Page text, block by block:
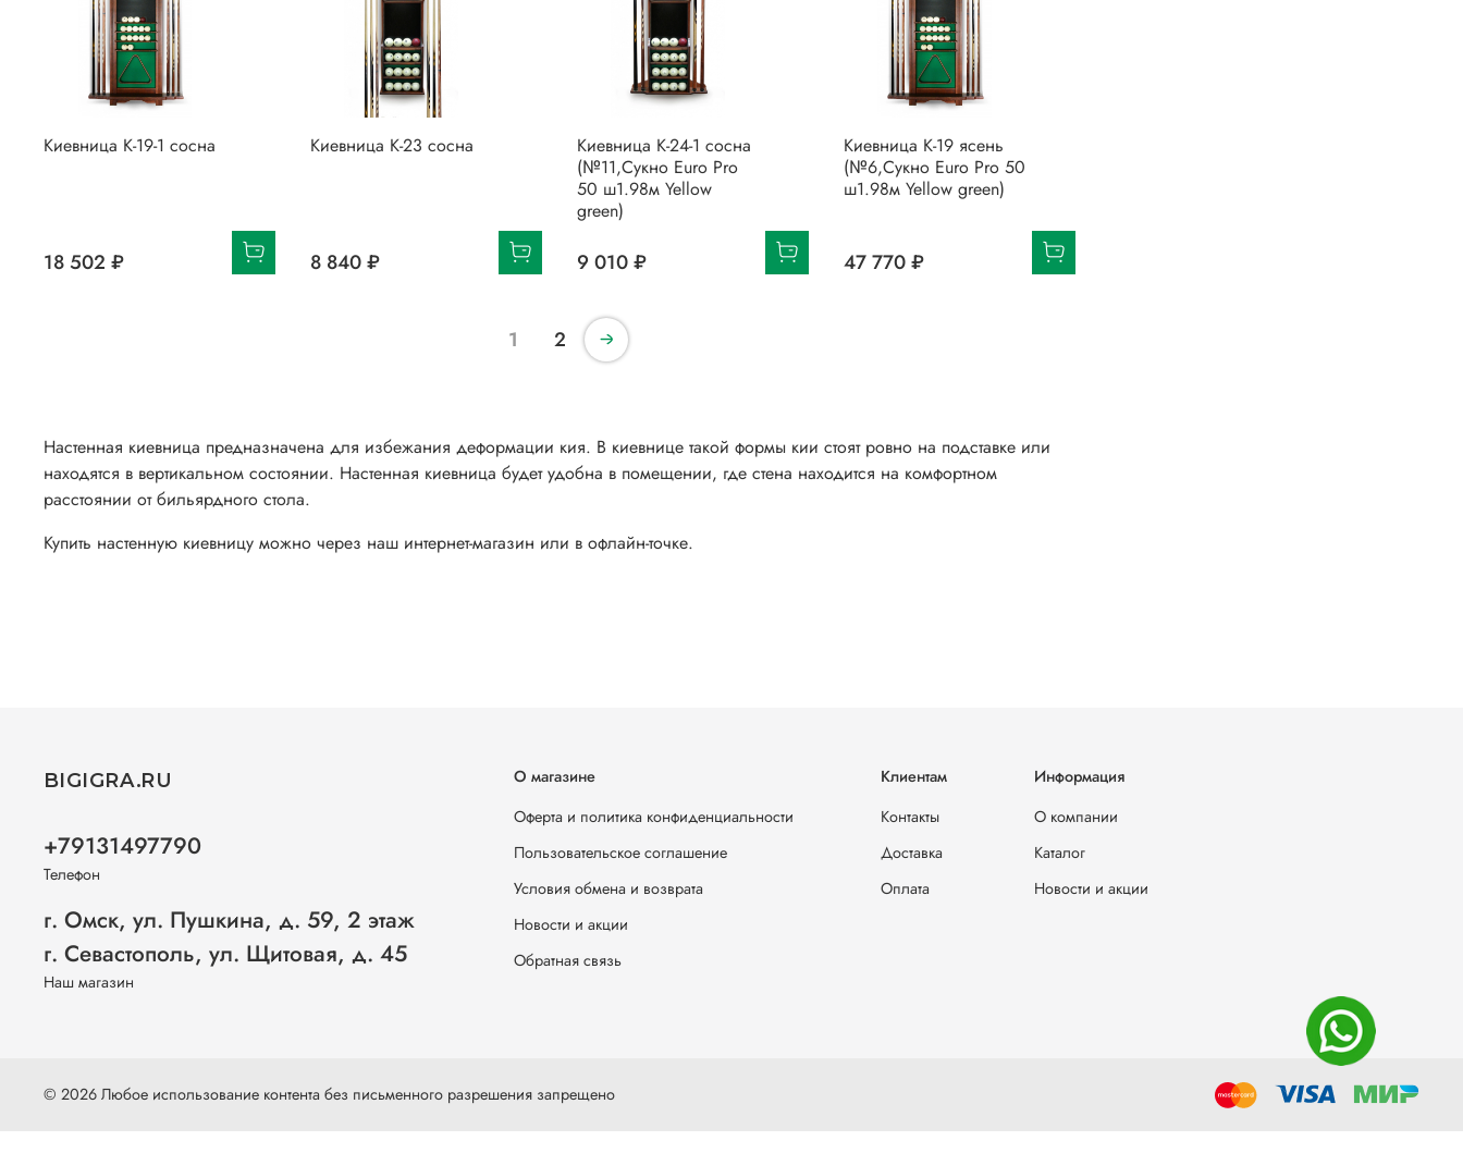
Киевница К-19-1 сосна
18 502 ₽
Киевница К-23 сосна
8 840 ₽
Киевница К-24-1 сосна
(№11,Сукно Euro Pro
50 ш1.98м Yellow
green)
9 010 ₽
Киевница К-19 ясень
(№6,Сукно Euro Pro 50
ш1.98м Yellow green)
47 770 ₽
1 2
Настенная киевница предназначена для избежания деформации кия. В киевнице такой формы кии стоят ровно на подставке или
находятся в вертикальном состоянии. Настенная киевница будет удобна в помещении, где стена находится на комфортном
расстоянии от бильярдного стола.
Купить настенную киевницу можно через наш интернет-магазин или в офлайн-точке.
О магазине
Оферта и политика конфиденциальности
Пользовательское соглашение
Условия обмена и возврата
Новости и акции
Обратная связь
Клиентам
Контакты
Доставка
Оплата
Информация
О компании
Каталог
Новости и акции
BIGIGRA.RU
+79131497790
Телефон
г. Омск, ул. Пушкина, д. 59, 2 этаж
г. Севастополь, ул. Щитовая, д. 45
Наш магазин
© 2026 Любое использование контента без письменного разрешения запрещено